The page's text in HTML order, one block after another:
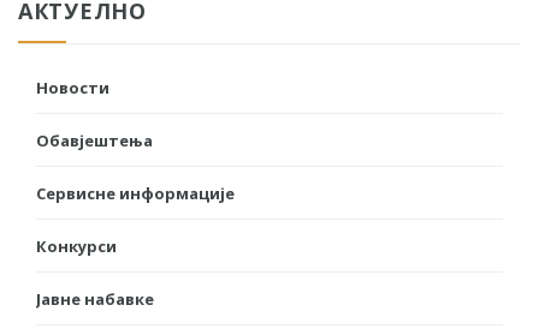
АКТУЕЛНО
Новости
Обавјештења
Сервисне информације
Конкурси
Јавне набавке